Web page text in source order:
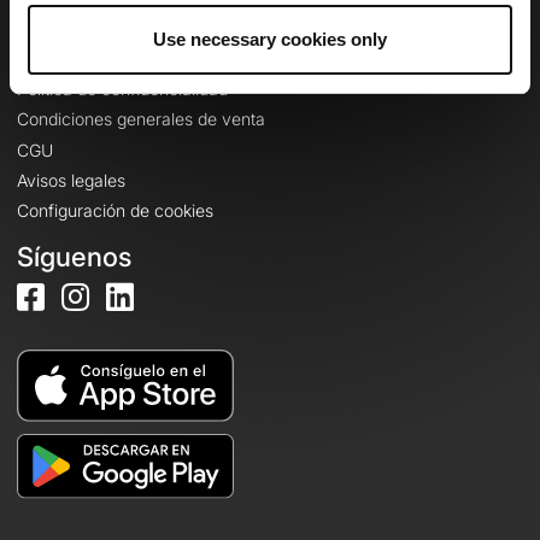
Use necessary cookies only
Información legal
Política de confidencialidad
Condiciones generales de venta
CGU
Avisos legales
Configuración de cookies
Síguenos